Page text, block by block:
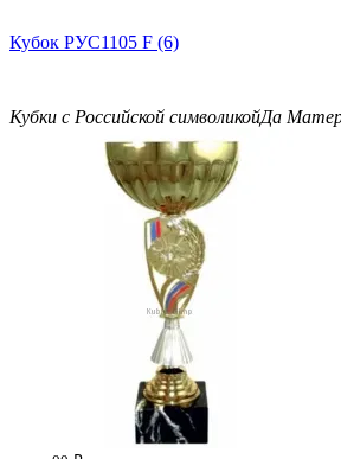
Кубок РУС1105 F (6)
Кубки с Российской символикойДа